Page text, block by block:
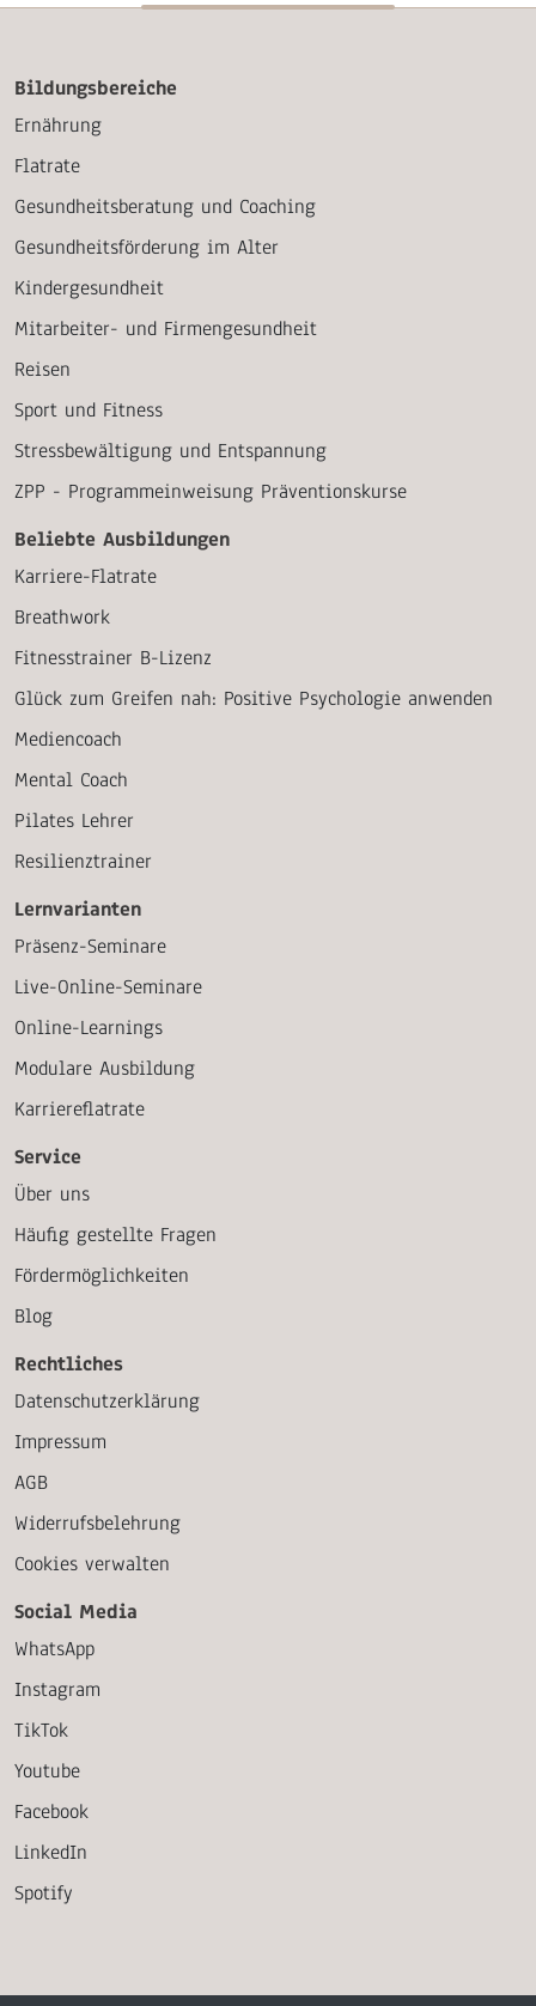
Bildungsbereiche
Ernährung
Flatrate
Gesundheitsberatung und Coaching
Gesundheitsförderung im Alter
Kindergesundheit
Mitarbeiter- und Firmengesundheit
Reisen
Sport und Fitness
Stressbewältigung und Entspannung
ZPP - Programmeinweisung Präventionskurse
Beliebte Ausbildungen
Karriere-Flatrate
Breathwork
Fitnesstrainer B-Lizenz
Glück zum Greifen nah: Positive Psychologie anwenden
Mediencoach
Mental Coach
Pilates Lehrer
Resilienztrainer
Lernvarianten
Präsenz-Seminare
Live-Online-Seminare
Online-Learnings
Modulare Ausbildung
Karriereflatrate
Service
Über uns
Häufig gestellte Fragen
Fördermöglichkeiten
Blog
Rechtliches
Datenschutzerklärung
Impressum
AGB
Widerrufsbelehrung
Cookies verwalten
Social Media
WhatsApp
Instagram
TikTok
Youtube
Facebook
LinkedIn
Spotify